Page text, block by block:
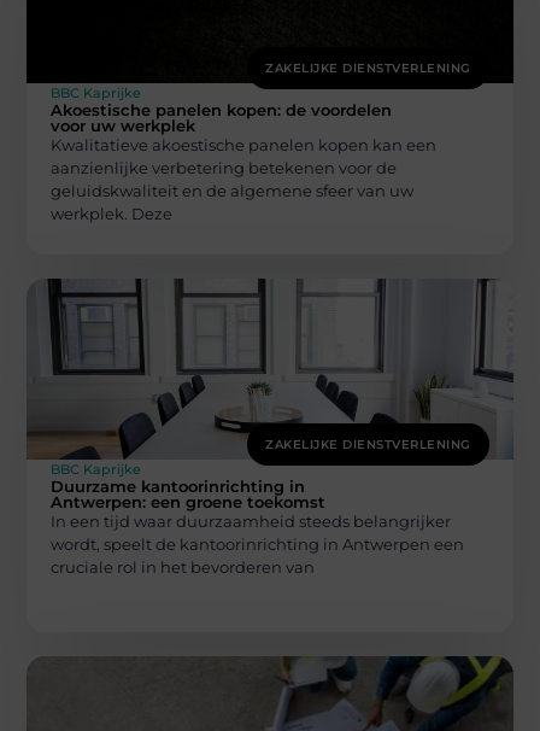
ZAKELIJKE DIENSTVERLENING
BBC Kaprijke
Akoestische panelen kopen: de voordelen
voor uw werkplek
Kwalitatieve akoestische panelen kopen kan een
aanzienlijke verbetering betekenen voor de
geluidskwaliteit en de algemene sfeer van uw
werkplek. Deze
ZAKELIJKE DIENSTVERLENING
BBC Kaprijke
Duurzame kantoorinrichting in
Antwerpen: een groene toekomst
In een tijd waar duurzaamheid steeds belangrijker
wordt, speelt de kantoorinrichting in Antwerpen een
cruciale rol in het bevorderen van